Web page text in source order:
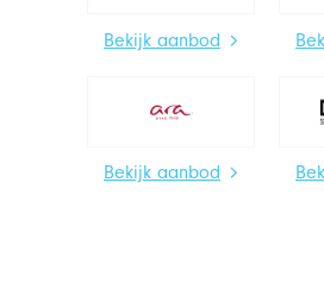
Bekijk aanbod
Bekijk aanbod